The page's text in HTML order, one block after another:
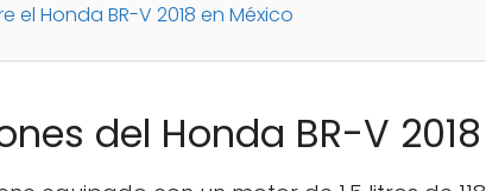
el Honda BR-V 2018 en México
del Honda BR-V 2018